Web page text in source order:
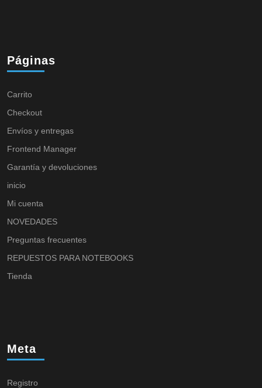
Páginas
Carrito
Checkout
Envíos y entregas
Frontend Manager
Garantía y devoluciones
inicio
Mi cuenta
NOVEDADES
Preguntas frecuentes
REPUESTOS PARA NOTEBOOKS
Tienda
Meta
Registro